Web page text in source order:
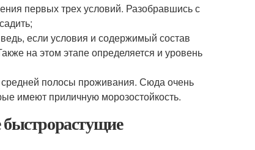
первых трех условий. Разобравшись с
если условия и содержимый состав
на этом этапе определяется и уровень
средней полосы проживания. Сюда очень
имеют приличную морозостойкость.